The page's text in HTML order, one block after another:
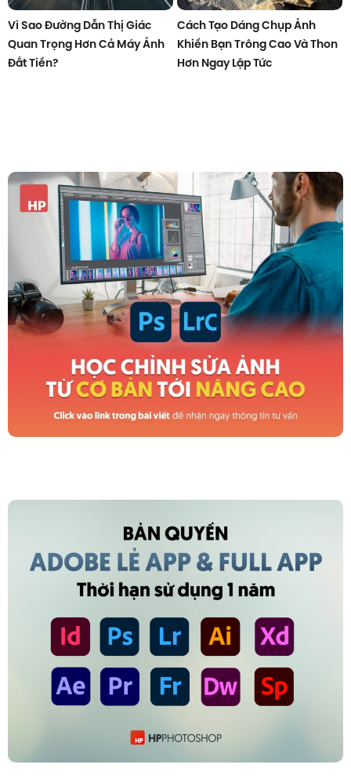
Vì Sao Đường Dẫn Thị Giác
Quan Trọng Hơn Cả Máy Ảnh
Đắt Tiền?
Cách Tạo Dáng Chụp Ảnh
Khiến Bạn Trông Cao Và Thon
Hơn Ngay Lập Tức